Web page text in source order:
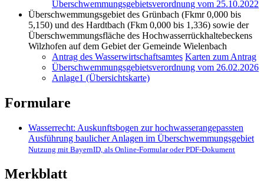
Überschwemmungsgebietsverordnung vom 25.10.2022
Überschwemmungsgebiet des Grünbach (Fkmr 0,000 bis
5,150) und des Hardtbach (Fkm 0,000 bis 1,336) sowie der
Überschwemmungsfläche des Hochwasserrückhaltebeckens
Wilzhofen auf dem Gebiet der Gemeinde Wielenbach
Antrag des Wasserwirtschaftsamtes Karten zum Antrag
Überschwemmungsgebietsverordnung vom 26.02.2026
Anlage1 (Übersichtskarte)
Formulare
Wasserrecht: Auskunftsbogen zur hochwasserangepassten
Ausführung baulicher Anlagen im Überschwemmungsgebiet
Nutzung mit BayernID, als Online-Formular oder PDF-Dokument
Merkblatt